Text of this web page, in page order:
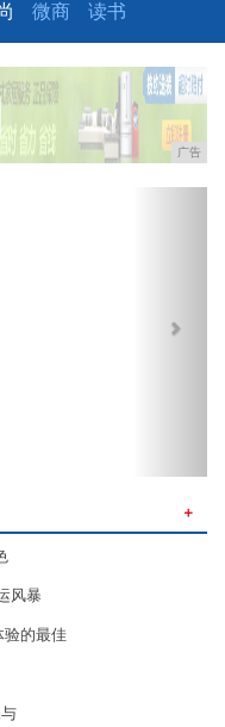
微商 读书
广告
＋
风暴
验的最佳